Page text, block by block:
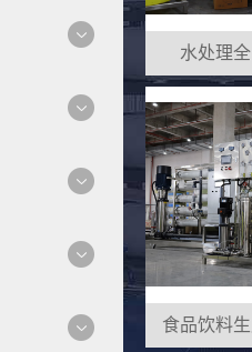
水处理
食品饮料